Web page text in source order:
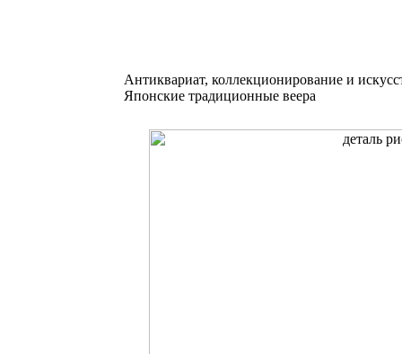
Антиквариат, коллекционирование и
Японские традиционные веера